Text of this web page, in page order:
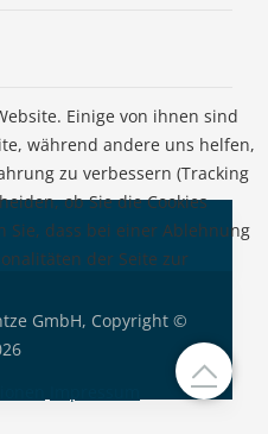
GmbH, Copyright ©
Einige von ihnen sind
während andere uns helfen,
zu verbessern (Tracking
ob Sie die Cookies
Sie, dass bei einer Ablehnung
der Seite zur